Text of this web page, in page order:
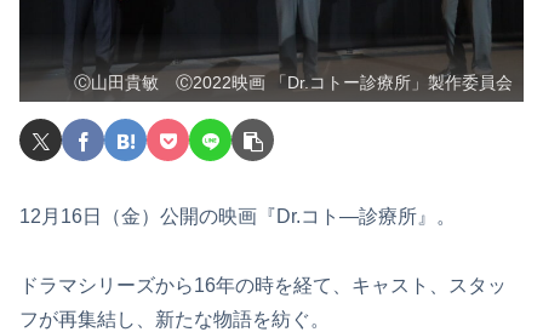
Ⓒ山田貴敏 Ⓒ2022映画 「Dr.コトー診療所」製作委員会
12月16日（金）公開の映画『Dr.コト―診療所』。
ドラマシリーズから16年の時を経て、キャスト、スタッ
フが再集結し、新たな物語を紡ぐ。